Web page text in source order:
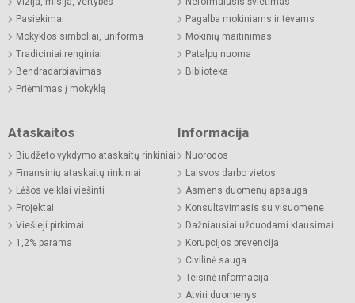
Pasiekimai
Mokyklos simboliai, uniforma
Tradiciniai renginiai
Bendradarbiavimas
Priėmimas į mokyklą
Pagalba mokiniams ir tėvams
Mokinių maitinimas
Patalpų nuoma
Biblioteka
Ataskaitos
Biudžeto vykdymo ataskaitų rinkiniai
Finansinių ataskaitų rinkiniai
Lėšos veiklai viešinti
Projektai
Viešieji pirkimai
1,2% parama
Informacija
Nuorodos
Laisvos darbo vietos
Asmens duomenų apsauga
Konsultavimasis su visuomene
Dažniausiai užduodami klausimai
Korupcijos prevencija
Civilinė sauga
Teisinė informacija
Atviri duomenys